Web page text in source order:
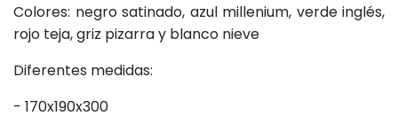
Colores: negro satinado, azul millenium, verde inglés,
rojo teja, griz pizarra y blanco nieve
Diferentes medidas:
- 170x190x300